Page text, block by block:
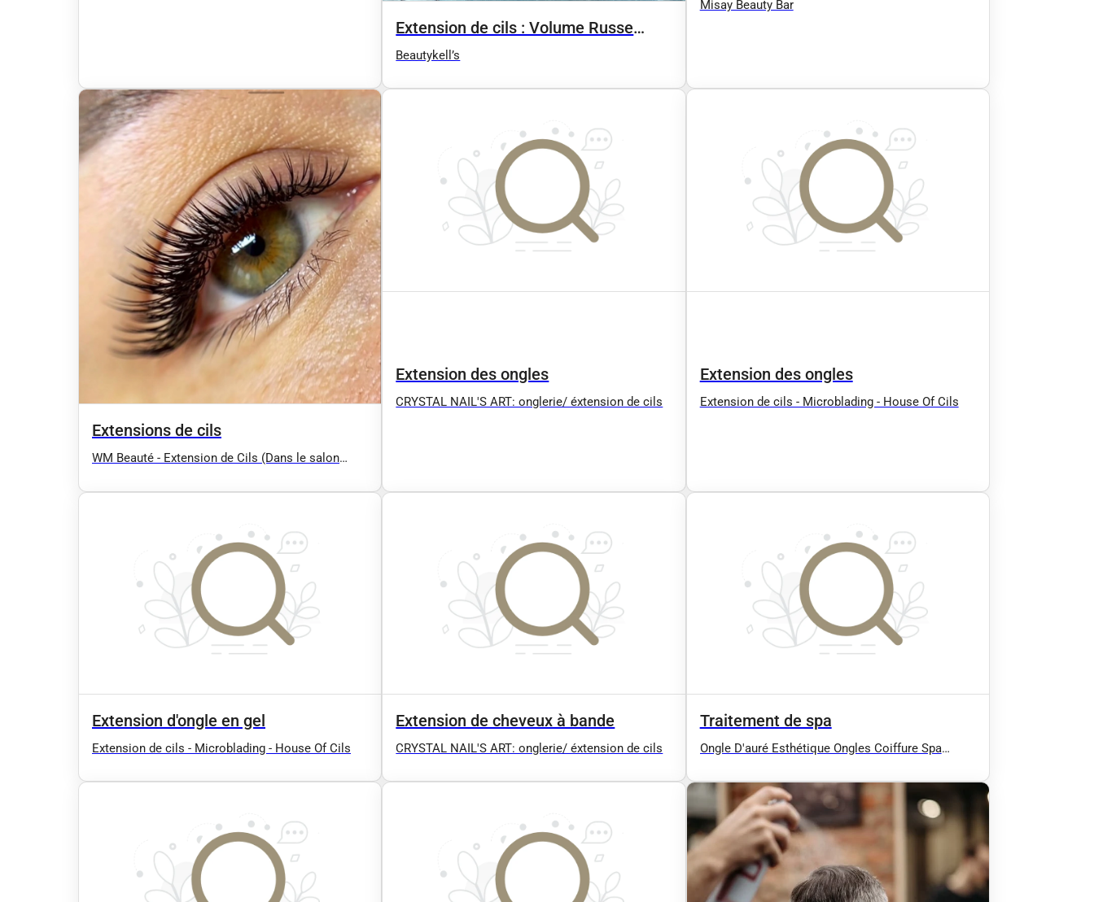
Extension de cils : Volume Russe
Intense
Beautykell’s
Misay Beauty Bar
Extensions de cils
WM Beauté - Extension de Cils (Dans le salon
Extension des ongles
CRYSTAL NAIL'S ART: onglerie/ éxtension de cils
Extension des ongles
Extension de cils - Microblading - House Of Cils
Extension d'ongle en gel
Extension de cils - Microblading - House Of Cils
Extension de cheveux à bande
CRYSTAL NAIL'S ART: onglerie/ éxtension de cils
Traitement de spa
Ongle D'auré Esthétique Ongles Coiffure Spa
Visages Manucure Epilation